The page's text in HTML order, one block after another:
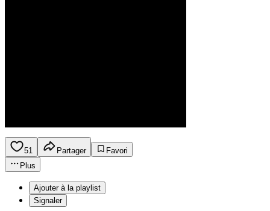
51 Partager
Favori
Plus
Ajouter à la playlist
Signaler